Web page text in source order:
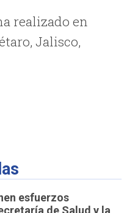
realizado en
Jalisco,
esfuerzos
de Salud y la